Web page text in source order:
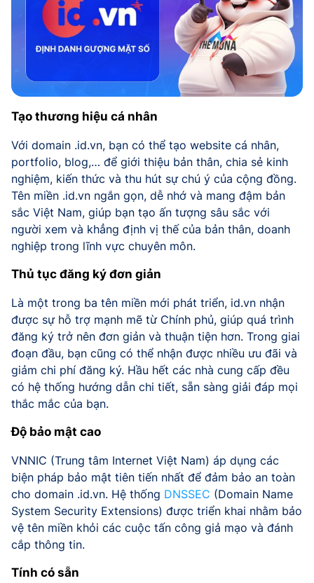
Tạo thương hiệu cá nhân
Với domain .id.vn, bạn có thể tạo website cá nhân,
portfolio, blog,… để giới thiệu bản thân, chia sẻ kinh
nghiệm, kiến thức và thu hút sự chú ý của cộng đồng.
Tên miền .id.vn ngắn gọn, dễ nhớ và mang đậm bản
sắc Việt Nam, giúp bạn tạo ấn tượng sâu sắc với
người xem và khẳng định vị thế của bản thân, doanh
nghiệp trong lĩnh vực chuyên môn.
Thủ tục đăng ký đơn giản
Là một trong ba tên miền mới phát triển, id.vn nhận
được sự hỗ trợ mạnh mẽ từ Chính phủ, giúp quá trình
đăng ký trở nên đơn giản và thuận tiện hơn. Trong giai
đoạn đầu, bạn cũng có thể nhận được nhiều ưu đãi và
giảm chi phí đăng ký. Hầu hết các nhà cung cấp đều
có hệ thống hướng dẫn chi tiết, sẵn sàng giải đáp mọi
thắc mắc của bạn.
Độ bảo mật cao
VNNIC (Trung tâm Internet Việt Nam) áp dụng các
biện pháp bảo mật tiên tiến nhất để đảm bảo an toàn
cho domain .id.vn. Hệ thống DNSSEC (Domain Name
System Security Extensions) được triển khai nhằm bảo
vệ tên miền khỏi các cuộc tấn công giả mạo và đánh
cắp thông tin.
Tính có sẵn